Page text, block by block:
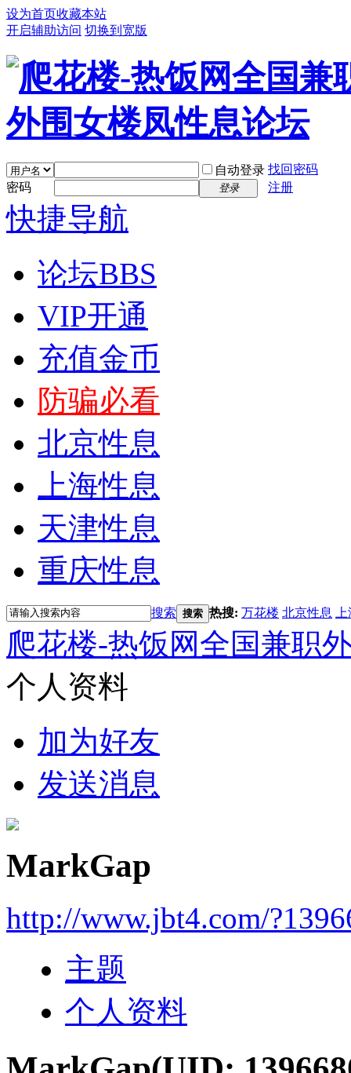
设为首页收藏本站
开启辅助访问 切换到宽版
自动登录 找回密码
密码
登录 注册
快捷导航
论坛BBS
VIP开通
充值金币
防骗必看
北京性息
上海性息
天津性息
重庆性息
搜索 搜索 热搜: 万花楼 北京性息
爬花楼-热饭网全国兼职
个人资料
加为好友
发送消息
MarkGap
http://www.jbt4.com/
主题
个人资料